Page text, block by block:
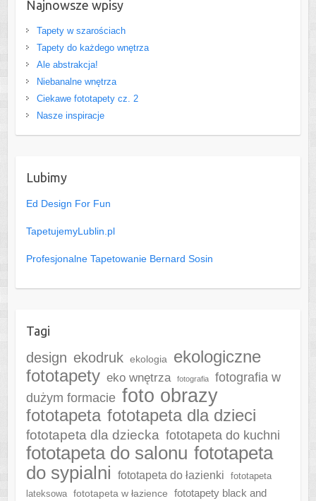
Najnowsze wpisy
Tapety w szarościach
Tapety do każdego wnętrza
Ale abstrakcja!
Niebanalne wnętrza
Ciekawe fototapety cz. 2
Nasze inspiracje
Lubimy
Ed Design For Fun
TapetujemyLublin.pl
Profesjonalne Tapetowanie Bernard Sosin
Tagi
design ekodruk ekologia
ekologiczne
fototapety eko wnętrza fotografia
fotografia w
dużym formacie foto obrazy
fototapeta fototapeta dla dzieci
fototapeta dla dziecka fototapeta do kuchni
fototapeta do salonu fototapeta
do sypialni
fototapeta do łazienki
fototapeta
lateksowa
fototapeta w łazience
fototapety black and